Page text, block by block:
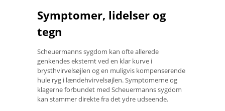
Symptomer, lidelser og
tegn
Scheuermanns sygdom kan ofte allerede
genkendes eksternt ved en klar kurve i
brysthvirvelsøjlen og en muligvis kompenserende
hule ryg i lændehvirvelsøjlen. Symptomerne og
klagerne forbundet med Scheuermanns sygdom
kan stammer direkte fra det ydre udseende.